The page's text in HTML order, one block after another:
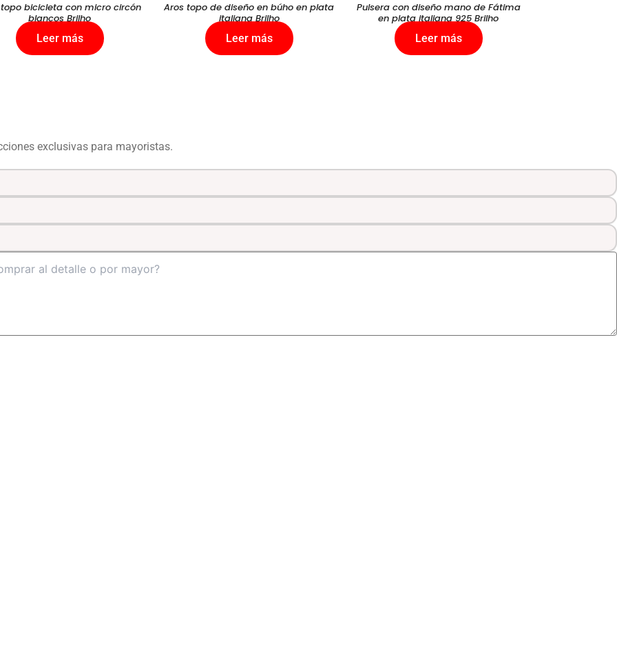
bicicleta con micro circón
blancos Brilho
Leer más
Aros topo de diseño en búho en plata
italiana Brilho
Leer más
Pulsera con diseño mano de Fátima
en plata italiana 925 Brilho
Leer más
exclusivas para mayoristas.